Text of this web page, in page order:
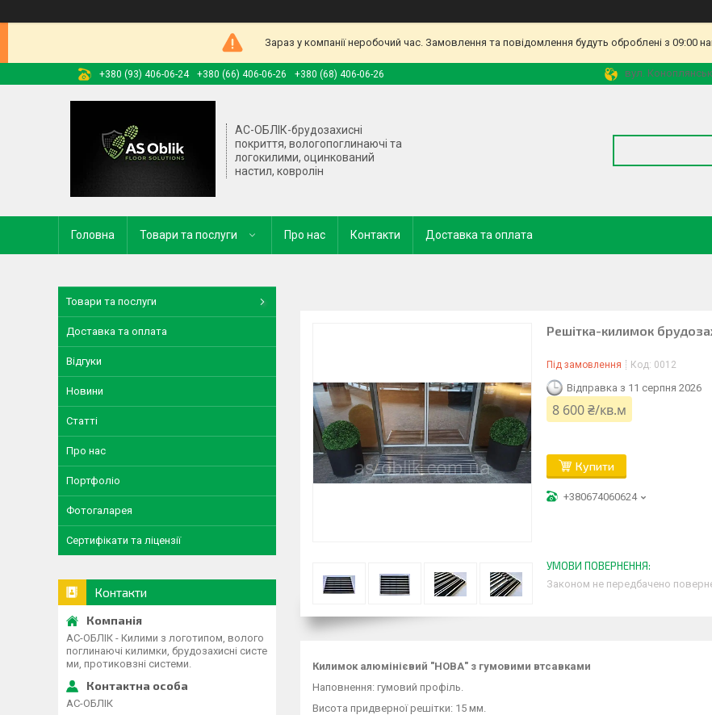
Зараз у компанії неробочий час. Замовлення та повідомлення будуть оброблені з 09:00
+380 (93) 406-06-24 +380 (66) 406-06-26 +380 (68) 406-06-26 вул.
АС-ОБЛІК-брудозахисні
покриття, вологопоглинаючі та
логокилими, оцинкований
настил, ковролін
Головна Товари та послуги Про нас Контакти Доставка та оплата
Решітка-килимок
Під замовлення Код: 0012
Відправка з 11 серпня 2026
8 600 ₴/кв.м
Купити
+380674060624
Законом не передбачено
Килимок алюмінієвий "НОВА" з гумовими втсавками
Наповнення: гумовий профіль.
Висота придверної решітки: 15 мм.
Товари та послуги
Доставка та оплата
Відгуки
Новини
Статті
Про нас
Портфоліо
Фотогаларея
Сертифікати та ліцензії
Контакти
АС-ОБЛІК - Килими з логотипом, волого
поглинаючі килимки, брудозахисні систе
ми, протиковзні системи.
АС-ОБЛІК